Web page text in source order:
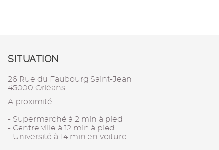
SITUATION
26 Rue du Faubourg Saint-Jean
45000 Orléans
A proximité:
- Supermarché à 2 min à pied
- Centre ville à 12 min à pied
- Université à 14 min en voiture